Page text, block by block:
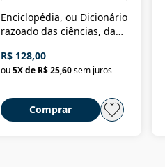
Enciclopédia, ou Dicionário
razoado das ciências, das
Civilização material
R$ 128,00
ou5X de R$ 25,60sem juros
Comprar